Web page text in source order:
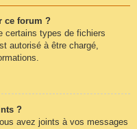
ce forum ?
certains types de fichiers
autorisé à être chargé,
?
avez joints à vos messages